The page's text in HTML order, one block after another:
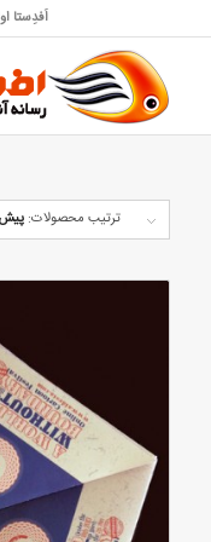
اَفدِستا
ترتیب محصولات: